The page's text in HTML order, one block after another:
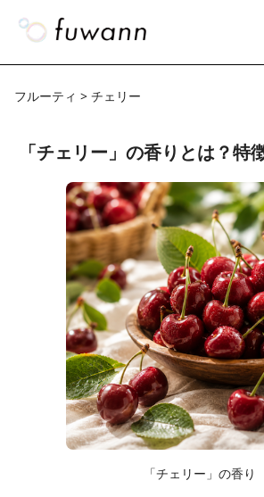
フルーティ > チェリー
「チェリー」の香りとは？特
「チェリー」の香り